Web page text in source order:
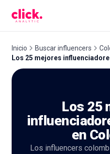
Herramientas
gratuitas
Inicio Buscar influencers
Los 25 mejores
Los 25
en
Los influencers